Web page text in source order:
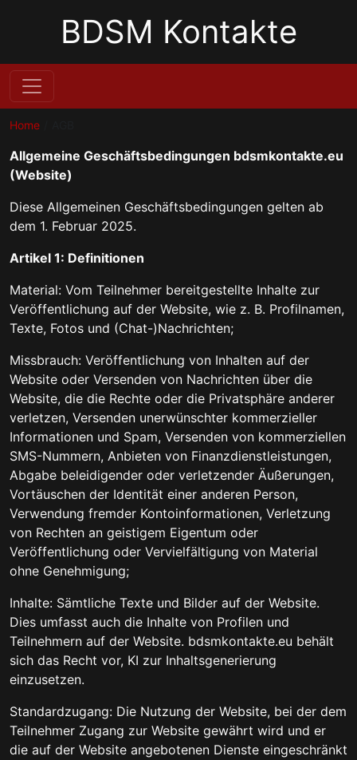
BDSM Kontakte
Home
Allgemeine Geschäftsbedingungen bdsmkontakte.eu
(Website)
Diese Allgemeinen Geschäftsbedingungen gelten ab
dem 1. Februar 2025.
Artikel 1: Definitionen
Material: Vom Teilnehmer bereitgestellte Inhalte zur
Veröffentlichung auf der Website, wie z. B. Profilnamen,
Texte, Fotos und (Chat-)Nachrichten;
Missbrauch: Veröffentlichung von Inhalten auf der
Website oder Versenden von Nachrichten über die
Website, die die Rechte oder die Privatsphäre anderer
verletzen, Versenden unerwünschter kommerzieller
Informationen und Spam, Versenden von kommerziellen
SMS-Nummern, Anbieten von Finanzdienstleistungen,
Abgabe beleidigender oder verletzender Äußerungen,
Vortäuschen der Identität einer anderen Person,
Verwendung fremder Kontoinformationen, Verletzung
von Rechten an geistigem Eigentum oder
Veröffentlichung oder Vervielfältigung von Material
ohne Genehmigung;
Inhalte: Sämtliche Texte und Bilder auf der Website.
Dies umfasst auch die Inhalte von Profilen und
Teilnehmern auf der Website. bdsmkontakte.eu behält
sich das Recht vor, KI zur Inhaltsgenerierung
einzusetzen.
Standardzugang: Die Nutzung der Website, bei der dem
Teilnehmer Zugang zur Website gewährt wird und er
die auf der Website angebotenen Dienste eingeschränkt